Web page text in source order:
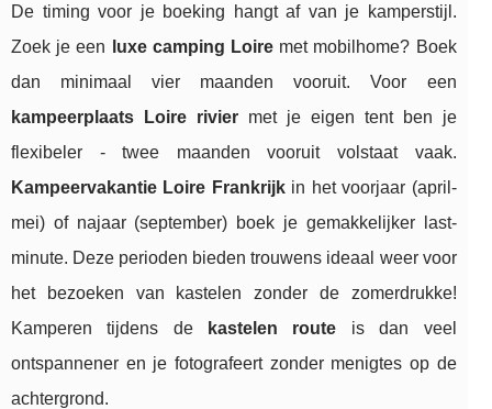
De timing voor je boeking hangt af van je kamperstijl.
Zoek je een
luxe camping Loire met mobilhome? Boek
dan minimaal vier maanden vooruit. Voor een
kampeerplaats Loire riviermet je eigen tent ben je
flexibeler - twee maanden vooruit volstaat vaak.
Kampeervakantie Loire Frankrijkin het voorjaar (april-
mei) of najaar (september) boek je gemakkelijker last-
minute. Deze perioden bieden trouwens ideaal weer voor
het bezoeken van kastelen zonder de zomerdrukke!
Kamperen tijdens de
kastelen route is dan veel
ontspannener en je fotografeert zonder menigtes op de
achtergrond.